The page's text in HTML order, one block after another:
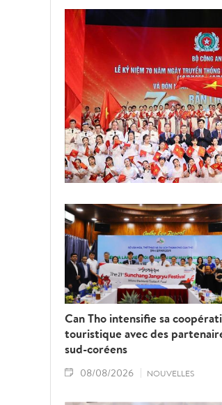
Can Tho intensifie sa
touristique avec des
sud-coréens
08/08/2026 NOUVELLES